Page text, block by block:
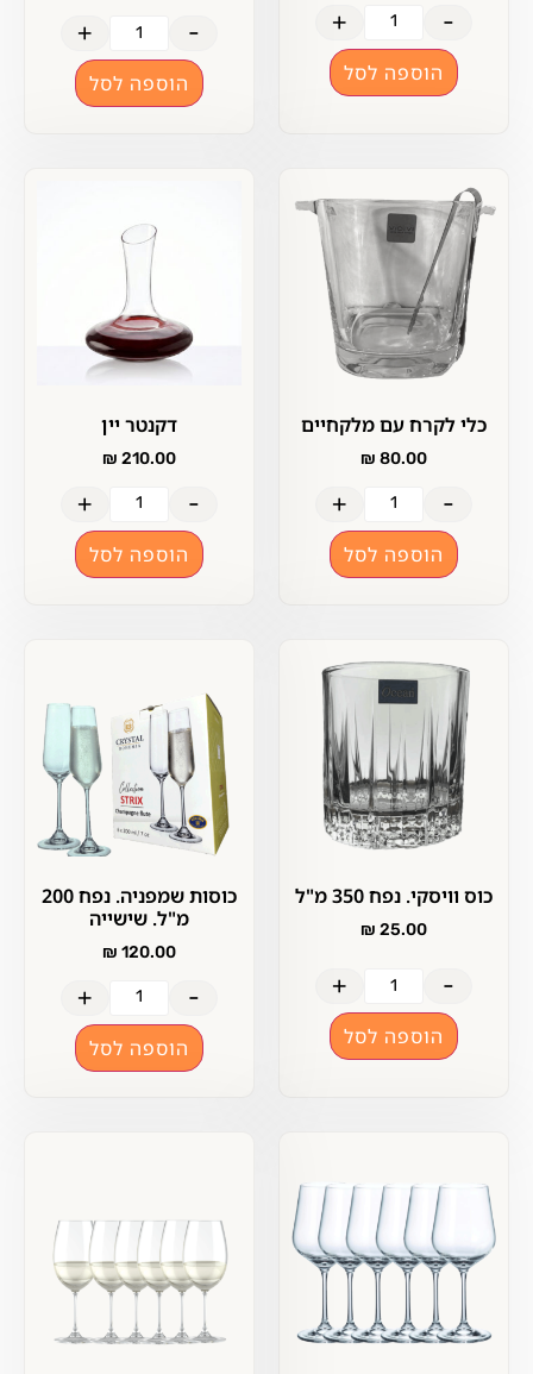
-
+
הוספה לסל
-
+
הוספה לסל
כלי לקרח עם מלקחיים
₪ 80.00
-
+
הוספה לסל
דקנטר יין
₪ 210.00
-
+
הוספה לסל
כוס וויסקי. נפח 350 מ"ל
₪ 25.00
-
+
הוספה לסל
כוסות שמפניה. נפח 200
מ"ל. שישייה
₪ 120.00
-
+
הוספה לסל